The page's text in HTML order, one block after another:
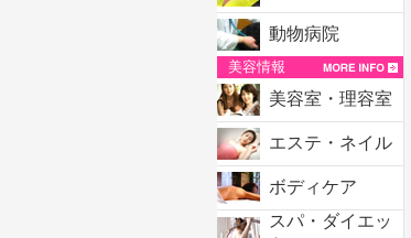
動物病院
美容情報
美容室・理容室
エステ・ネイル
ボディケア
スパ・ダイエッ